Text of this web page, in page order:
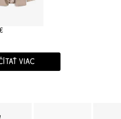
VIAC